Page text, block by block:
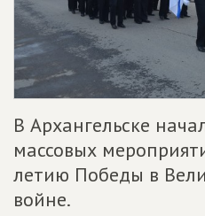
В Архангельске
массовых
летию Победы в
войне.